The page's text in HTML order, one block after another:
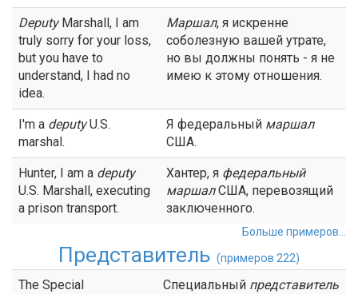
DeputyMarshall, I am
truly sorry for your loss,
but you have to
understand, I had no
idea.
Маршал, я искренне
соболезную вашей утрате,
но вы должны понять - я не
имею к этому отношения.
I'm a deputyU.S.
marshal.
Я федеральный маршал
США.
Hunter, I am a deputy
U.S. Marshall, executing
a prison transport.
Хантер, я федеральный
маршалСША, перевозящий
заключенного.
Больше примеров...
Представитель (примеров 222)
The Special
Специальный представитель